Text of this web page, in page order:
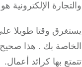
الإلكترونيةهو
وقتا طويلا
بك .هذا صحيح
بها كرائد أعمال.